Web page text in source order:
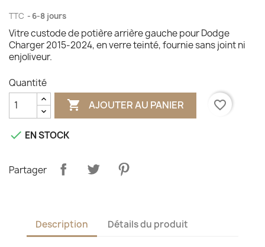
TTC 6-8 jours
Vitre custode de potière arrière gauche pour Dodge
Charger 2015-2024, en verre teinté, fournie sans joint ni
enjoliveur.
Quantité
 AJOUTER AU PANIER favorite_border
 EN STOCK
Partager
Description Détails du produit